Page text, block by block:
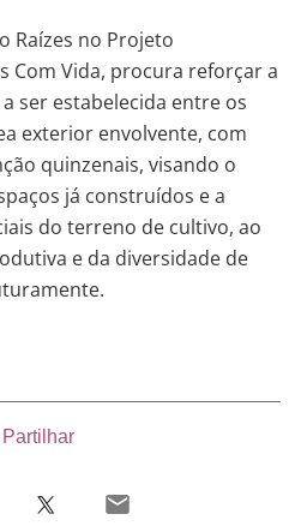
Raízes no Projeto
Com Vida, procura reforçar a
ser estabelecida entre os
exterior envolvente, com
quinzenais, visando o
já construídos e a
do terreno de cultivo, ao
e da diversidade de
Partilhar